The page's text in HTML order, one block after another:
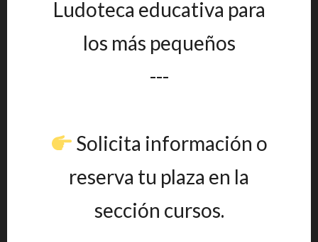
Ludoteca educativa para
los más pequeños
---
Solicita información o
reserva tu plaza en la
sección cursos.